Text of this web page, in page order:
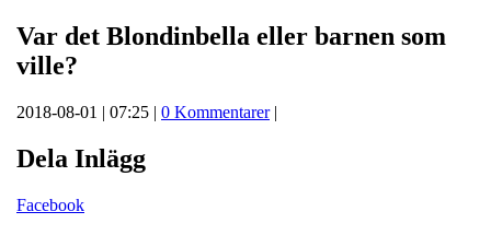
Var det Blondinbella eller barnen som
ville?
2018-08-01 | 07:25 | 0 Kommentarer|
Dela Inlägg
Facebook